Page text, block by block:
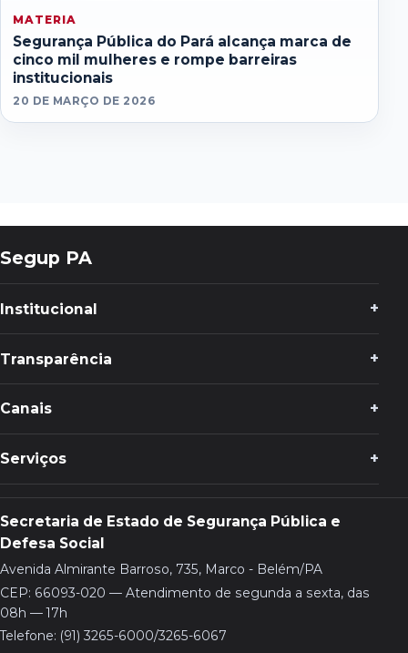
MATERIA
Segurança Pública do Pará alcança marca de
cinco mil mulheres e rompe barreiras
institucionais
20 DE MARÇO DE 2026
Segup PA
Institucional
Transparência
Canais
Serviços
Secretaria de Estado de Segurança Pública e
Defesa Social
Avenida Almirante Barroso, 735, Marco - Belém/PA
CEP: 66093-020 — Atendimento de segunda a sexta, das
08h — 17h
Telefone: (91) 3265-6000/3265-6067